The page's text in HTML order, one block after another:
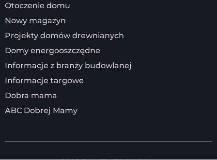
Otoczenie domu
Nowy magazyn
Projekty domów drewnianych
Domy energooszczędne
Informacje z branży budowlanej
Informacje targowe
Dobra mama
ABC Dobrej Mamy